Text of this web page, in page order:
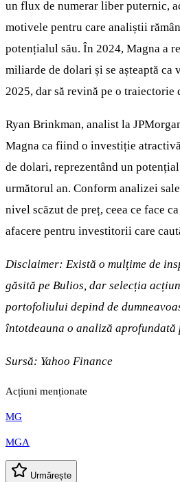
un flux de numerar liber puternic,
motivele pentru care analiștii
potențialul său. În 2024, Magna a
miliarde de dolari și se așteaptă ca
2025, dar să revină pe o traiectorie
Ryan Brinkman, analist la
Magna ca fiind o investiție
de dolari, reprezentând un
următorul an. Conform analizei
nivel scăzut de preț, ceea ce face
afacere pentru investitorii care
Disclaimer: Există o mulțime de
găsită pe Bulios, dar selecția
portofoliului depind de
întotdeauna o analiză aprofundată
Sursă: Yahoo Finance
Acțiuni menționate
MG
MGA
Urmărește